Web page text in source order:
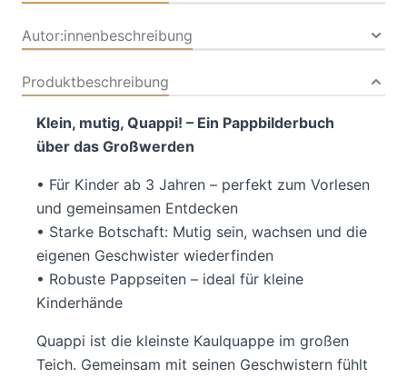
Autor:innenbeschreibung
Produktbeschreibung
Klein, mutig, Quappi! – Ein Pappbilderbuch
über das Großwerden
• Für Kinder ab 3 Jahren – perfekt zum Vorlesen
und gemeinsamen Entdecken
• Starke Botschaft: Mutig sein, wachsen und die
eigenen Geschwister wiederfinden
• Robuste Pappseiten – ideal für kleine
Kinderhände
Quappi ist die kleinste Kaulquappe im großen
Teich. Gemeinsam mit seinen Geschwistern fühlt